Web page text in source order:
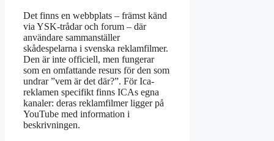
Det finns en webbplats – främst känd
via YSK-trådar och forum – där
användare sammanställer
skådespelarna i svenska reklamfilmer.
Den är inte officiell, men fungerar
som en omfattande resurs för den som
undrar ”vem är det där?”. För Ica-
reklamen specifikt finns ICAs egna
kanaler: deras reklamfilmer ligger på
YouTube med information i
beskrivningen.